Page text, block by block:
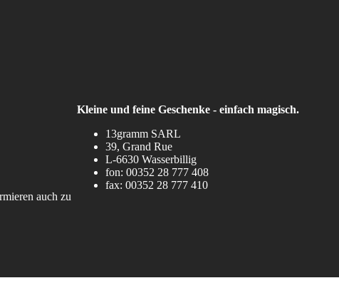
auch zu
Kleine und feine Geschenke - einfach magisch.
13gramm SARL
39, Grand Rue
L-6630 Wasserbillig
fon: 00352 28 777 408
fax: 00352 28 777 410